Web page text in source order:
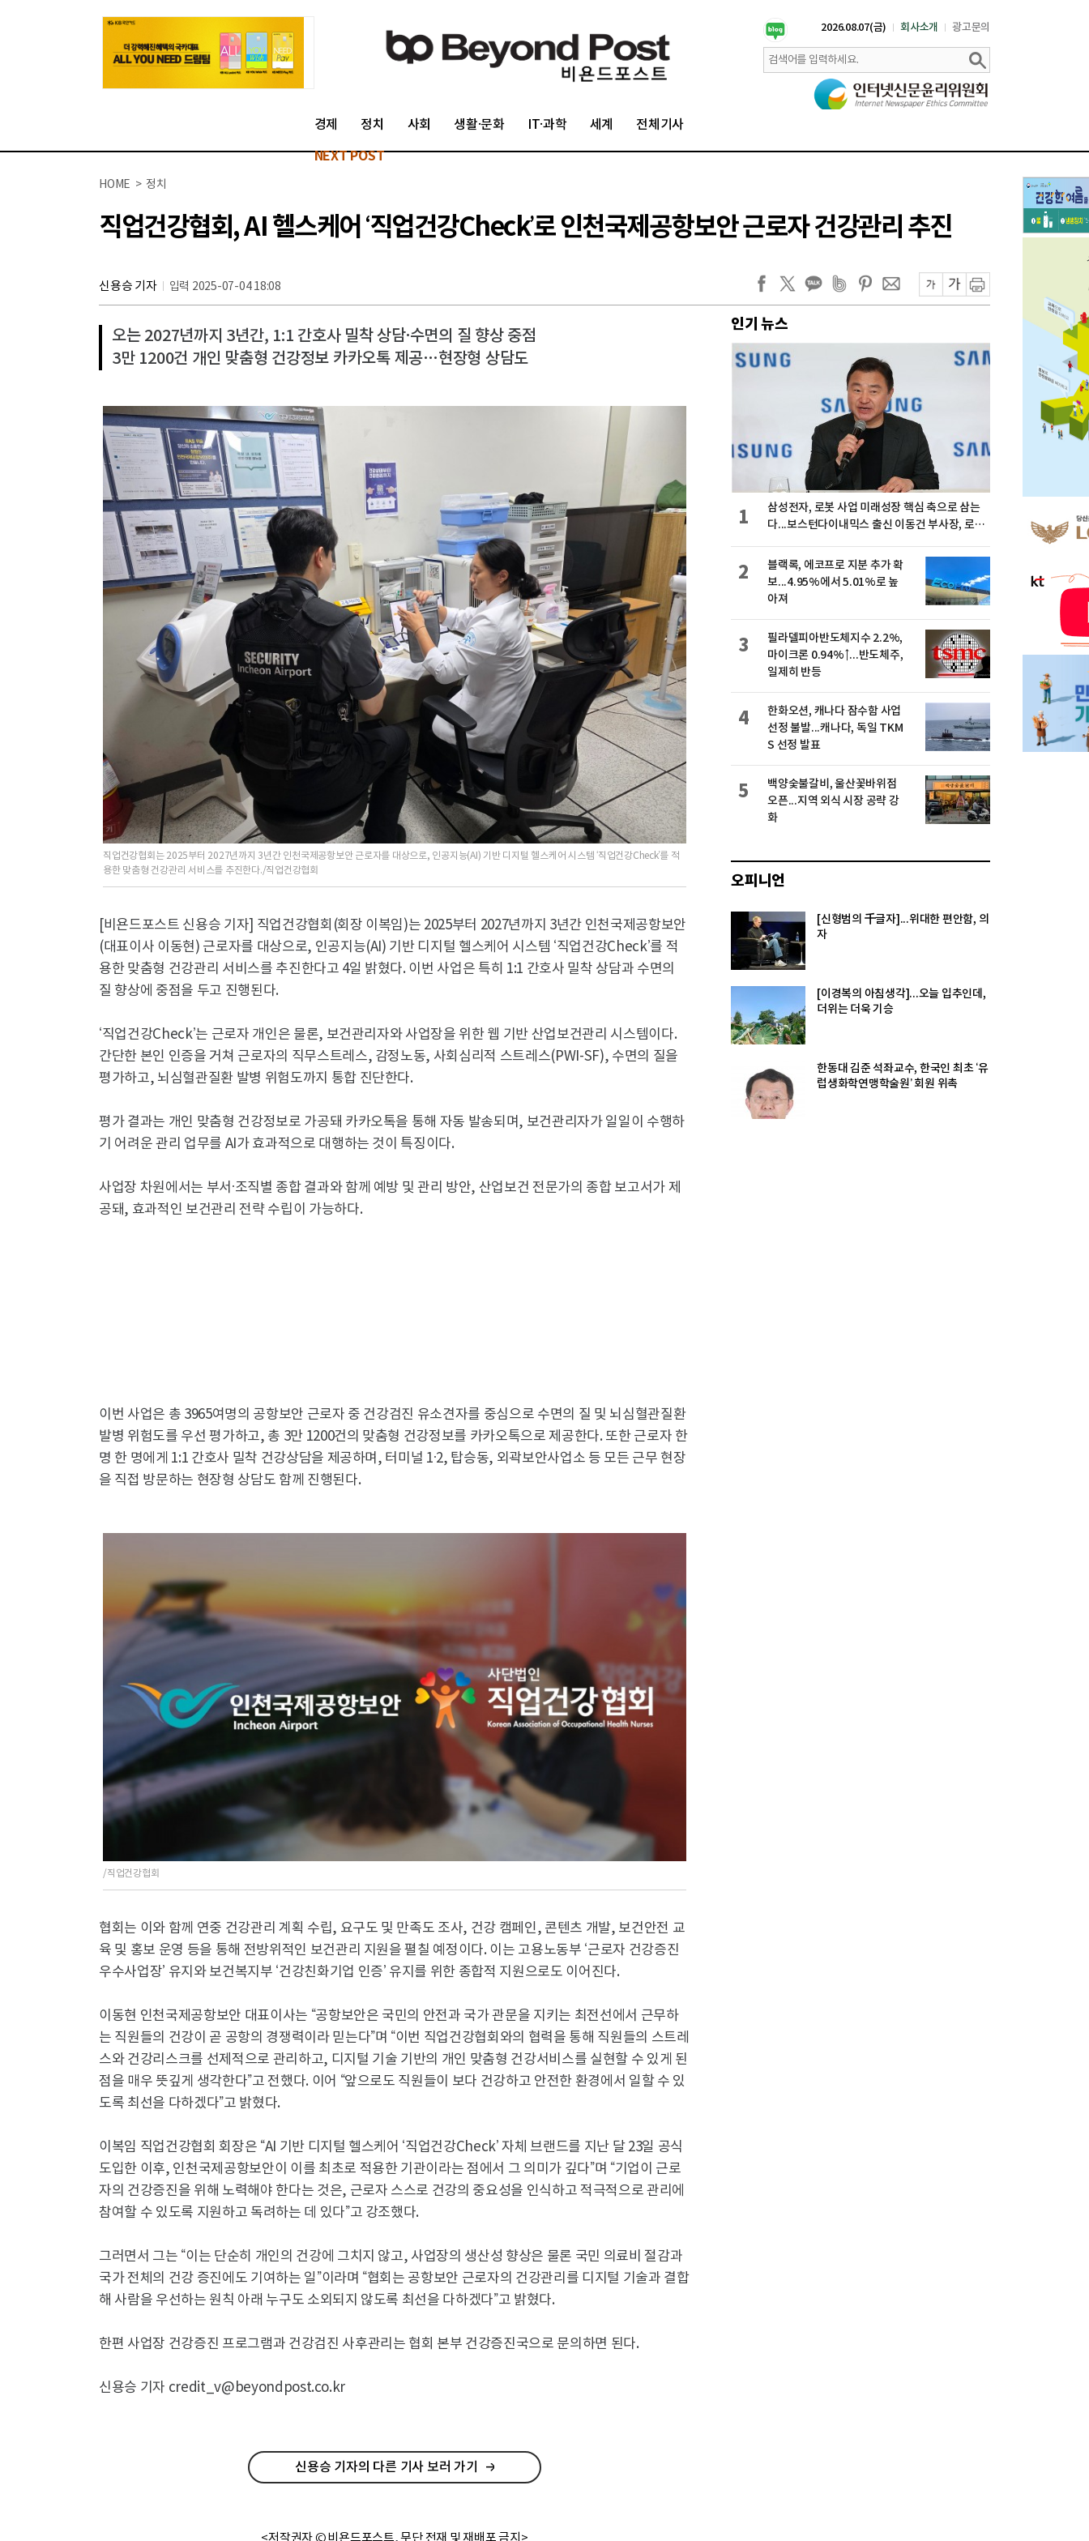
2026.08.07(금) 회사소개 광고문의
경제 정치 사회 생활·문화 IT·과학 세계 전체기사
NEXT POST
HOME > 정치
직업건강협회, AI 헬스케어 ‘직업건강Check’로 인천국제공항보안 근로자 건강관리 추진
신용승 기자 입력 2025-07-04 18:08
오는 2027년까지 3년간, 1:1 간호사 밀착 상담·수면의 질 향상 중점
3만 1200건 개인 맞춤형 건강정보 카카오톡 제공…현장형 상담도
직업건강협회는 2025부터 2027년까지 3년간 인천국제공항보안 근로자를 대상으로, 인공지능(AI) 기반 디지털 헬스케어 시스템 ‘직업건강Check’를 적
용한 맞춤형 건강관리 서비스를 추진한다./직업건강협회
[비욘드포스트 신용승 기자] 직업건강협회(회장 이복임)는 2025부터 2027년까지 3년간 인천국제공항보안
(대표이사 이동현) 근로자를 대상으로, 인공지능(AI) 기반 디지털 헬스케어 시스템 ‘직업건강Check’를 적
용한 맞춤형 건강관리 서비스를 추진한다고 4일 밝혔다. 이번 사업은 특히 1:1 간호사 밀착 상담과 수면의
질 향상에 중점을 두고 진행된다.
‘직업건강Check’는 근로자 개인은 물론, 보건관리자와 사업장을 위한 웹 기반 산업보건관리 시스템이다.
간단한 본인 인증을 거쳐 근로자의 직무스트레스, 감정노동, 사회심리적 스트레스(PWI-SF), 수면의 질을
평가하고, 뇌심혈관질환 발병 위험도까지 통합 진단한다.
평가 결과는 개인 맞춤형 건강정보로 가공돼 카카오톡을 통해 자동 발송되며, 보건관리자가 일일이 수행하
기 어려운 관리 업무를 AI가 효과적으로 대행하는 것이 특징이다.
사업장 차원에서는 부서·조직별 종합 결과와 함께 예방 및 관리 방안, 산업보건 전문가의 종합 보고서가 제
공돼, 효과적인 보건관리 전략 수립이 가능하다.
이번 사업은 총 3965여명의 공항보안 근로자 중 건강검진 유소견자를 중심으로 수면의 질 및 뇌심혈관질환
발병 위험도를 우선 평가하고, 총 3만 1200건의 맞춤형 건강정보를 카카오톡으로 제공한다. 또한 근로자 한
명 한 명에게 1:1 간호사 밀착 건강상담을 제공하며, 터미널 1·2, 탑승동, 외곽보안사업소 등 모든 근무 현장
을 직접 방문하는 현장형 상담도 함께 진행된다.
/직업건강협회
협회는 이와 함께 연중 건강관리 계획 수립, 요구도 및 만족도 조사, 건강 캠페인, 콘텐츠 개발, 보건안전 교
육 및 홍보 운영 등을 통해 전방위적인 보건관리 지원을 펼칠 예정이다. 이는 고용노동부 ‘근로자 건강증진
우수사업장’ 유지와 보건복지부 ‘건강친화기업 인증’ 유지를 위한 종합적 지원으로도 이어진다.
이동현 인천국제공항보안 대표이사는 “공항보안은 국민의 안전과 국가 관문을 지키는 최전선에서 근무하
는 직원들의 건강이 곧 공항의 경쟁력이라 믿는다”며 “이번 직업건강협회와의 협력을 통해 직원들의 스트레
스와 건강리스크를 선제적으로 관리하고, 디지털 기술 기반의 개인 맞춤형 건강서비스를 실현할 수 있게 된
점을 매우 뜻깊게 생각한다”고 전했다. 이어 “앞으로도 직원들이 보다 건강하고 안전한 환경에서 일할 수 있
도록 최선을 다하겠다”고 밝혔다.
이복임 직업건강협회 회장은 “AI 기반 디지털 헬스케어 ‘직업건강Check’ 자체 브랜드를 지난 달 23일 공식
도입한 이후, 인천국제공항보안이 이를 최초로 적용한 기관이라는 점에서 그 의미가 깊다”며 “기업이 근로
자의 건강증진을 위해 노력해야 한다는 것은, 근로자 스스로 건강의 중요성을 인식하고 적극적으로 관리에
참여할 수 있도록 지원하고 독려하는 데 있다”고 강조했다.
그러면서 그는 “이는 단순히 개인의 건강에 그치지 않고, 사업장의 생산성 향상은 물론 국민 의료비 절감과
국가 전체의 건강 증진에도 기여하는 일”이라며 “협회는 공항보안 근로자의 건강관리를 디지털 기술과 결합
해 사람을 우선하는 원칙 아래 누구도 소외되지 않도록 최선을 다하겠다”고 밝혔다.
한편 사업장 건강증진 프로그램과 건강검진 사후관리는 협회 본부 건강증진국으로 문의하면 된다.
신용승 기자 credit_v@beyondpost.co.kr
신용승 기자의 다른 기사 보러 가기
<저작권자 © 비욘드포스트, 무단 전재 및 재배포 금지>
인기 뉴스
삼성전자, 로봇 사업 미래성장 핵심 축으로 삼는
다...보스턴다이내믹스 출신 이동건 부사장, 로보
1
블랙록, 에코프로 지분 추가 확
보...4.95%에서 5.01%로 높
아져
2
필라델피아반도체지수 2.2%,
마이크론 0.94%↑...반도체주,
일제히 반등
3
한화오션, 캐나다 잠수함 사업
선정 불발...캐나다, 독일 TKM
S 선정 발표
4
백양숯불갈비, 울산꽃바위점
오픈...지역 외식 시장 공략 강
화
5
오피니언
[신형범의 千글자]...위대한 편안함, 의
자
[이경복의 아침생각]...오늘 입추인데,
더위는 더욱 기승
한동대 김준 석좌교수, 한국인 최초 ‘유
럽생화학연맹학술원’ 회원 위촉